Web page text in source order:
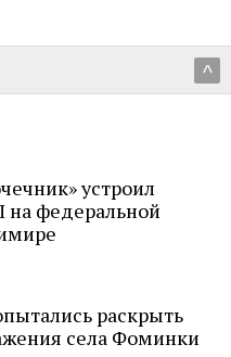
^
устроил
федеральной
раскрыть
села Фоминки